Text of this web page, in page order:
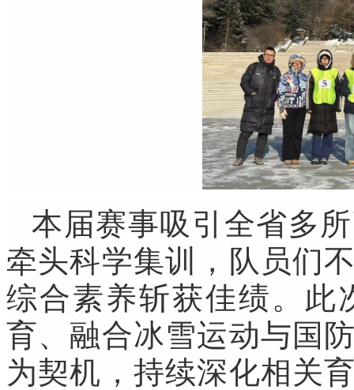
本届赛事吸引全省多
牵头科学集训，队员们
综合素养斩获佳绩。此
育、融合冰雪运动与国
为契机，持续深化相关